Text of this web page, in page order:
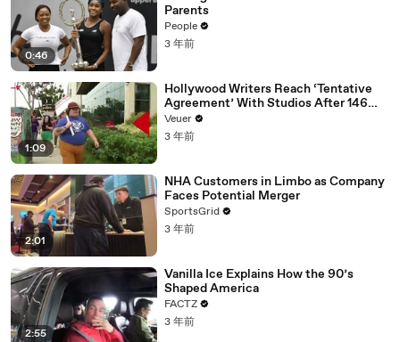
0:46
Parents
People
3 年前
1:09
Hollywood Writers Reach ‘Tentative
Agreement’ With Studios After 146
Day Strike
Veuer
3 年前
2:01
NHA Customers in Limbo as Company
Faces Potential Merger
SportsGrid
3 年前
2:55
Vanilla Ice Explains How the 90’s
Shaped America
FACTZ
3 年前